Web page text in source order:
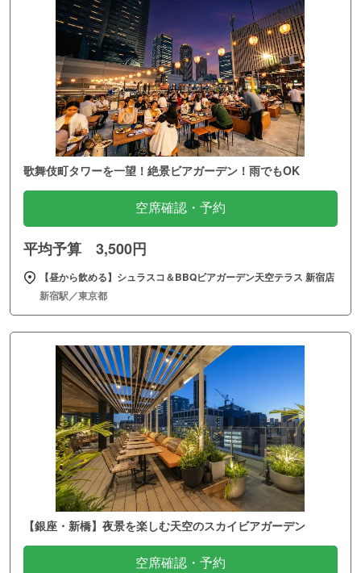
歌舞伎町タワーを一望！絶景ビアガーデン！雨でもOK
空席確認・予約
平均予算 3,500円
【昼から飲める】シュラスコ＆BBQビアガーデン天空テラス 新宿店
新宿駅／東京都
【銀座・新橋】夜景を楽しむ天空のスカイビアガーデン
空席確認・予約